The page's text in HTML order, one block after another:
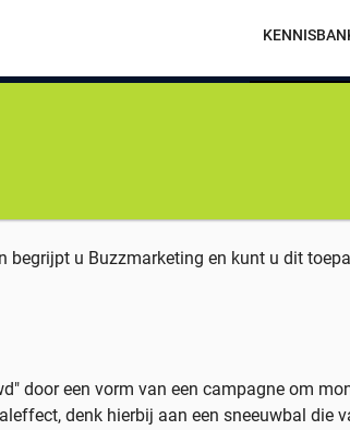
Main
begrijpt u Buzzmarketing en kunt u dit
door een vorm van een campagne om
denk hierbij aan een sneeuwbal die